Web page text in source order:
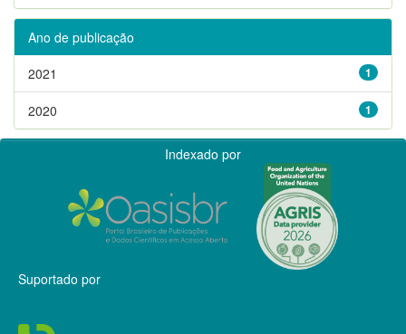
Ano de publicação
1
2021
1
2020
Indexado por
Suportado por